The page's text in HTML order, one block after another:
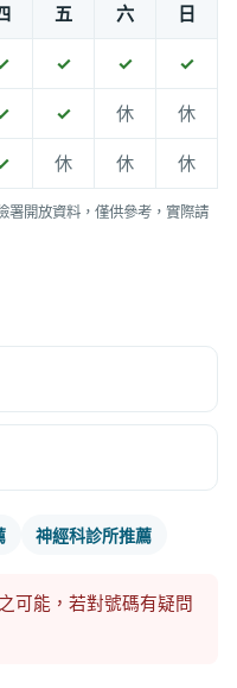
五 六 日
✓ ✓ ✓
✓ 休 休
休 休 休
署開放資料，僅供參考，實際請
神經科診所推薦
可能，若對號碼有疑問